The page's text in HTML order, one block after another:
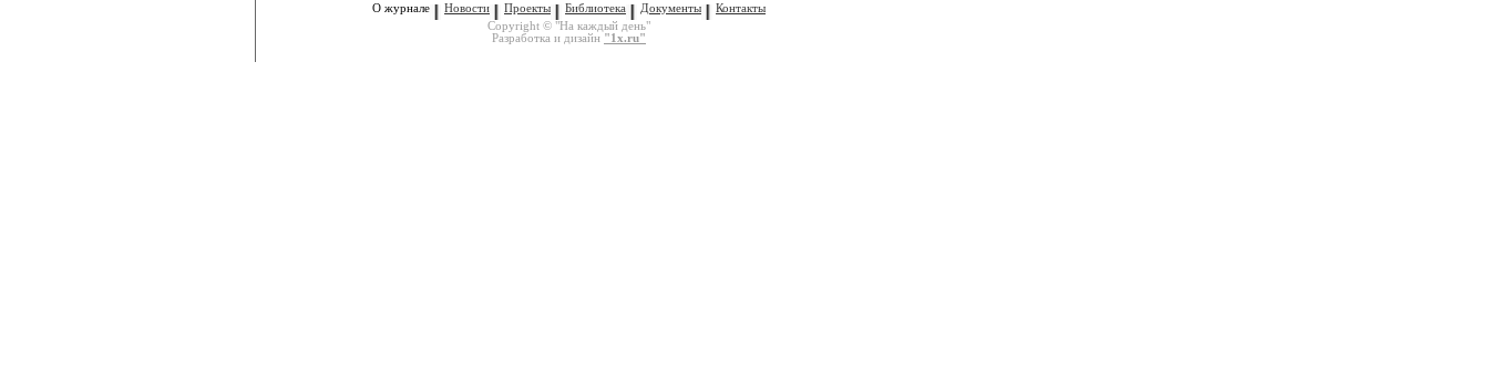
О журнале Новости Проекты Библиотека Документы
Контакты
Copyright © "На каждый день"
Разработка и дизайн "1x.ru"